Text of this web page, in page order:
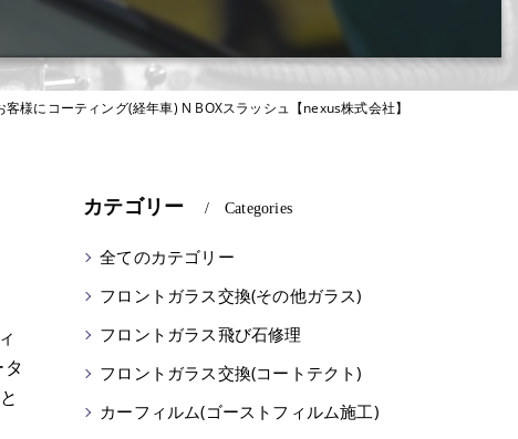
客様にコーティング(経年車) N BOXスラッシュ【nexus株式会社】
カテゴリー Categories
全てのカテゴリー
フロントガラス交換(その他ガラス)
フロントガラス飛び石修理
フロントガラス交換(コートテクト)
カーフィルム(ゴーストフィルム施工)